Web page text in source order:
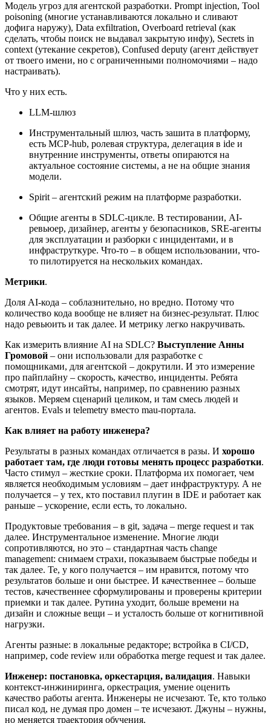
Модель угроз для агентской разработки. Prompt injection, Tool
poisoning (многие устанавливаются локально и сливают
дофига наружу), Data exfiltration, Overboard retrieval (как
сделать, чтобы поиск не выдавал закрытую инфу), Secrets in
context (утекание секретов), Confused deputy (агент действует
от твоего имени, но с ограниченными полномочиями – надо
настраивать).
Что у них есть.
LLM-шлюз
Инструментальный шлюз, часть зашита в платформу,
есть MCP-hub, ролевая структура, делегация в ide и
внутренние инструменты, ответы опираются на
актуальное состояние системы, а не на общие знания
модели.
Spirit – агентский режим на платформе разработки.
Общие агенты в SDLC-цикле. В тестировании, AI-
ревьюер, дизайнер, агенты у безопасников, SRE-агенты
для эксплуатации и разборки с инцидентами, и в
инфраструткуре. Что-то – в общем использовании, что-
то пилотируется на нескольких командах.
Метрики.
Доля AI-кода – соблазнительно, но вредно. Потому что
количество кода вообще не влияет на бизнес-результат. Плюс
надо ревьюить и так далее. И метрику легко накручивать.
Как измерить влияние AI на SDLC? Выступление Анны
Громовой – они использовали для разработке с
помощниками, для агентской – докрутили. И это измерение
про пайплайну – скорость, качество, инциденты. Ребята
смотрят, идут инсайты, например, по сравнению разных
языков. Меряем сценарий целиком, и там смесь людей и
агентов. Evals и telemetry вместо mau-портала.
Как влияет на работу инженера?
Результаты в разных командах отличается в разы. И хорошо
работает там, где люди готовы менять процесс разработки.
Часто стимул – жесткие сроки. Платформа их помогает, чем
является необходимым условиям – дает инфраструктуру. А не
получается – у тех, кто поставил плугин в IDE и работает как
раньше – ускорение, если есть, то локально.
Продуктовые требования – в git, задача – merge request и так
далее. Инструментальное изменение. Многие люди
сопротивляются, но это – стандартная часть change
management: снимаем страхи, показываем быстрые победы и
так далее. Те, у кого получается – им нравится, потому что
результатов больше и они быстрее. И качественнее – больше
тестов, качественнее сформулированы и проверены критерии
приемки и так далее. Рутина уходит, больше времени на
дизайн и сложные вещи – и усталость больше от когнитивной
нагрузки.
Агенты разные: в локальные редакторе; встройка в CI/CD,
например, code review или обработка merge request и так далее.
Инженер: постановка, оркестарция, валидация. Навыки
контекст-инжиниринга, оркестрация, умение оценить
качество работы агента. Инженеры не исчезают. Те, кто только
писал код, не думая про домен – те исчезают. Джуны – нужны,
но меняется траектория обучения.